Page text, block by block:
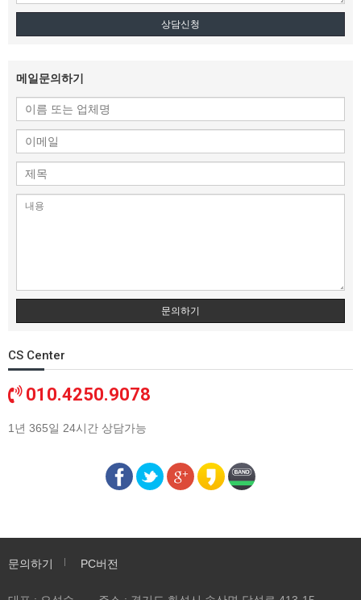
상담신청
메일문의하기
문의하기
CS Center
010.4250.9078
1년 365일 24시간 상담가능
문의하기 PC버전